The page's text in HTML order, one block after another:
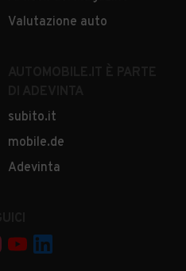
Valutazione auto
subito.it
mobile.de
Adevinta